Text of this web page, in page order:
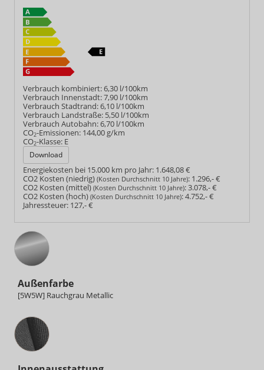
Verbrauch kombiniert:6,30 l/100km
Verbrauch Innenstadt:7,90 l/100km
Verbrauch Stadtrand:6,10 l/100km
Verbrauch Landstraße: 5,50 l/100km
Verbrauch Autobahn:6,70 l/100km
CO2-Emissionen: 144,00 g/km
CO2-Klasse: E
Download
Energiekosten bei 15.000 km pro Jahr: 1.648,08 €
CO2 Kosten (niedrig) (Kosten Durchschnitt 10 Jahre): 1.296,- €
CO2 Kosten (mittel) (Kosten Durchschnitt 10 Jahre):3.078,- €
CO2 Kosten (hoch) (Kosten Durchschnitt 10 Jahre):4.752,- €
Jahressteuer: 127,- €
Außenfarbe
[5W5W] Rauchgrau Metallic
Innenausstattung